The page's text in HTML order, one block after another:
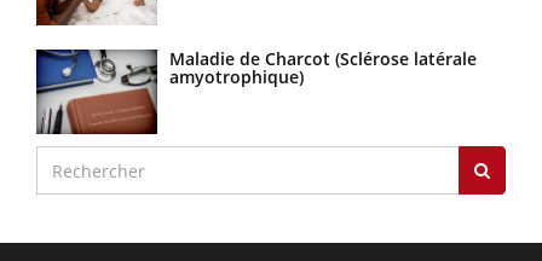
Maladie de Charcot (Sclérose latérale
amyotrophique)